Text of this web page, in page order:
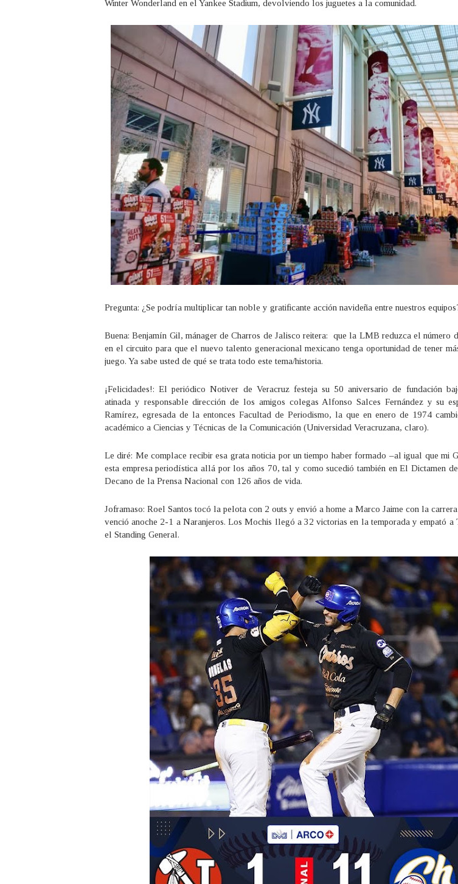
Winter Wonderland en el Yankee Stadium, devolviendo los juguetes a la comunidad.
Pregunta: ¿Se podría multiplicar tan noble y gratificante acción navideña entre nuestros
Buena: Benjamín Gil, mánager de Charros de Jalisco reitera: que la LMB reduzca el número
en el circuito para que el nuevo talento generacional mexicano tenga oportunidad de tener
juego. Ya sabe usted de qué se trata todo este tema/historia.
¡Felicidades!: El periódico Notiver de Veracruz festeja su 50 aniversario de fundación
atinada y responsable dirección de los amigos colegas Alfonso Salces Fernández y su
Ramírez, egresada de la entonces Facultad de Periodismo, la que en enero de 1974
académico a Ciencias y Técnicas de la Comunicación (Universidad Veracruzana, claro).
Le diré: Me complace recibir esa grata noticia por un tiempo haber formado –al igual que mi
esta empresa periodística allá por los años 70, tal y como sucedió también en El Dictamen
Decano de la Prensa Nacional con 126 años de vida.
Joframaso: Roel Santos tocó la pelota con 2 outs y envió a home a Marco Jaime con la carrera
venció anoche 2-1 a Naranjeros. Los Mochis llegó a 32 victorias en la temporada y empató a
el Standing General.